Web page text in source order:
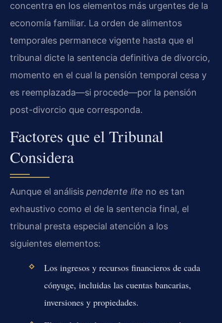
concentra en los elementos más urgentes de la
economía familiar. La orden de alimentos
temporales permanece vigente hasta que el
tribunal dicte la sentencia definitiva de divorcio,
momento en el cual la pensión temporal cesa y
es reemplazada—si procede—por la pensión
post-divorcio que corresponda.
Factores que el Tribunal
Considera
Aunque el análisis pendente lite no es tan
exhaustivo como el de la sentencia final, el
tribunal presta especial atención a los
siguientes elementos:
Los ingresos y recursos financieros de cada
cónyuge, incluidas las cuentas bancarias,
inversiones y propiedades.